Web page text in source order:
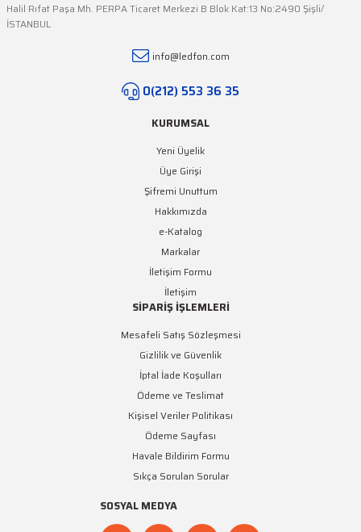
Halil Rıfat Paşa Mh. PERPA Ticaret Merkezi B Blok Kat:13 No:2490 Şişli/
İSTANBUL
info@ledfon.com
0(212) 553 36 35
KURUMSAL
Yeni Üyelik
Üye Girişi
Şifremi Unuttum
Hakkımızda
e-Katalog
Markalar
İletişim Formu
İletişim
SİPARİŞ İŞLEMLERİ
Mesafeli Satış Sözleşmesi
Gizlilik ve Güvenlik
İptal İade Koşulları
Ödeme ve Teslimat
Kişisel Veriler Politikası
Ödeme Sayfası
Havale Bildirim Formu
Sıkça Sorulan Sorular
SOSYAL MEDYA